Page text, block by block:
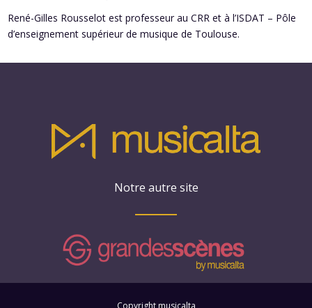
René-Gilles Rousselot est professeur au CRR et à l’ISDAT – Pôle
d’enseignement supérieur de musique de Toulouse.
Notre autre site
Copyright musicalta